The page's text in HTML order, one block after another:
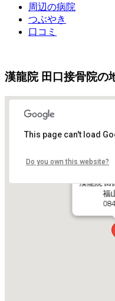
周辺の病院
つぶやき
口コミ
漢龍院 田口接骨院の
漢龍院 田
福
This page can't load
Do you own this website?